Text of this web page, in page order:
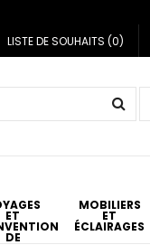
LISTE DE SOUHAITS (0)
ET
DE
MOBILIERS
ET
ÉCLAIRAGES